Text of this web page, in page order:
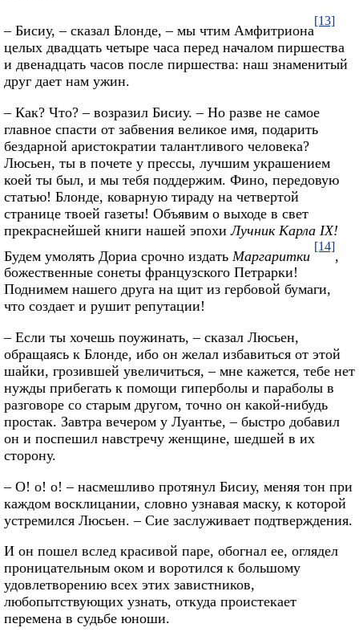
– Бисиу, – сказал Блонде, – мы чтим Амфитриона
[13]
целых двадцать четыре часа перед началом пиршества
и двенадцать часов после пиршества: наш знаменитый
друг дает нам ужин.
– Как? Что? – возразил Бисиу. – Но разве не самое
главное спасти от забвения великое имя, подарить
бездарной аристократии талантливого человека?
Люсьен, ты в почете у прессы, лучшим украшением
коей ты был, и мы тебя поддержим. Фино, передовую
статью! Блонде, коварную тираду на четвертой
странице твоей газеты! Объявим о выходе в свет
прекраснейшей книги нашей эпохиЛучник Карла IX!
Будем умолять Дориа срочно издать Маргаритки
[14]
,
божественные сонеты французского Петрарки!
Поднимем нашего друга на щит из гербовой бумаги,
что создает и рушит репутации!
– Если ты хочешь поужинать, – сказал Люсьен,
обращаясь к Блонде, ибо он желал избавиться от этой
шайки, грозившей увеличиться, – мне кажется, тебе нет
нужды прибегать к помощи гиперболы и параболы в
разговоре со старым другом, точно он какой-нибудь
простак. Завтра вечером у Луантье, – быстро добавил
он и поспешил навстречу женщине, шедшей в их
сторону.
– О! о! о! – насмешливо протянул Бисиу, меняя тон при
каждом восклицании, словно узнавая маску, к которой
устремился Люсьен. – Сие заслуживает подтверждения.
И он пошел вслед красивой паре, обогнал ее, оглядел
проницательным оком и воротился к большому
удовлетворению всех этих завистников,
любопытствующих узнать, откуда проистекает
перемена в судьбе юноши.